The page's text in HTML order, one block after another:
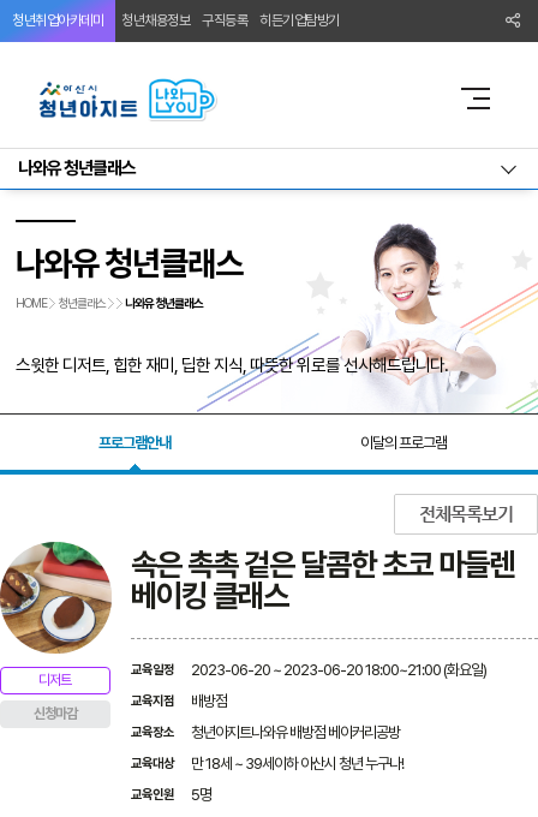
청년취업아카데미 청년채용정보 구직등록 히든기업탐방기
나와유 청년클래스
나와유 청년클래스
HOME 청년클래스 나와유 청년클래스
스윗한 디저트, 힙한 재미, 딥한 지식, 따뜻한 위로를 선사해드립니다.
프로그램안내 이달의 프로그램
디저트
신청마감
속은 촉촉 겉은 달콤한 초코 마들렌
베이킹 클래스
전체목록보기
교육일정 2023-06-20 ~ 2023-06-20 18:00~21:00 (화요일)
교육지점 배방점
교육장소 청년아지트나와유 배방점 베이커리공방
교육대상 만 18세 ~ 39세이하 아산시 청년 누구나!
교육인원 5명